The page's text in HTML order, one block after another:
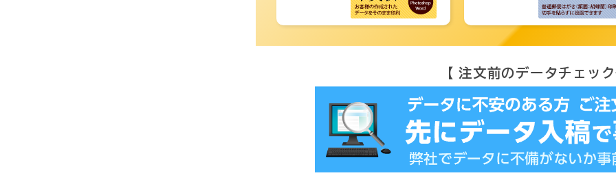
【 注文前のデータチェッ